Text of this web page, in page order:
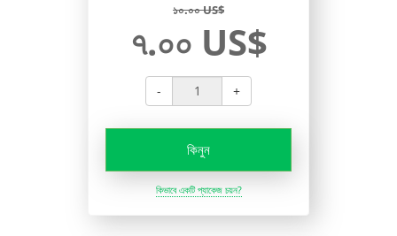
১০.০০ US$
৭.০০ US$
- +
কিনুন
কিভাবে একটি প্যাকেজ চয়ন?